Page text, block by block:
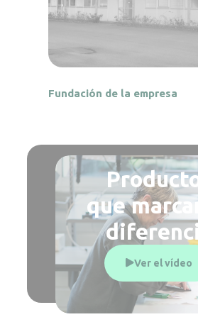
Fundación de la empresa
que
Ver el vídeo